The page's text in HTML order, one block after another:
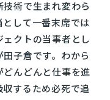
術で生まれ変わら
して一番末席では
クトの当事者とし
子倉です。わから
んどんと仕事を進
するため必死で追